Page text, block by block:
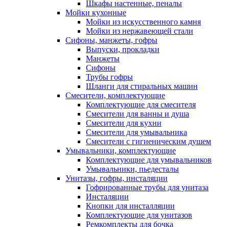
Шкафы настенные, пеналы
Мойки кухонные
Мойки из искусственного камня
Мойки из нержавеющей стали
Сифоны, манжеты, гофры
Выпуски, прокладки
Манжеты
Сифоны
Трубы гофры
Шланги для стиральных машин
Смесители, комплектующие
Комплектующие для смесителя
Смесители для ванны и душа
Смесители для кухни
Смесители для умывальника
Смесители с гигиеническим душем
Умывальники, комплектующие
Комплектующие для умывальников
Умывальники, пьедесталы
Унитазы, гофры, инсталяции
Гофрированные трубы для унитаза
Инсталяции
Кнопки для инсталляции
Комплектующие для унитазов
Ремкомплекты для бочка